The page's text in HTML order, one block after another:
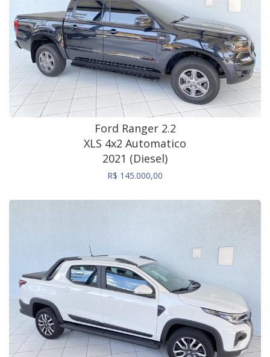
Ford Ranger 2.2
XLS 4x2 Automatico
2021 (Diesel)
R$ 145.000,00